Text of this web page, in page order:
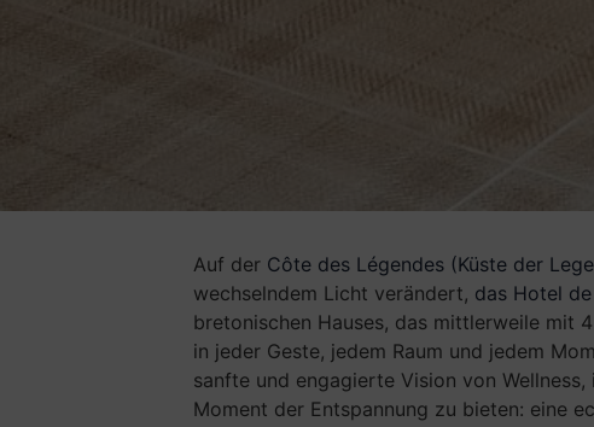
Auf der Côte des Légendes (Küste der
wechselndem Licht verändert, das Hotel
bretonischen Hauses, das mittlerweile mit
in jeder Geste, jedem Raum und jedem
sanfte und engagierte Vision von
Moment der Entspannung zu bieten: eine